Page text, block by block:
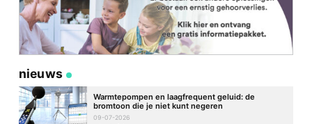
nieuws
Warmtepompen en laagfrequent geluid: de
bromtoon die je niet kunt negeren
09-07-2026